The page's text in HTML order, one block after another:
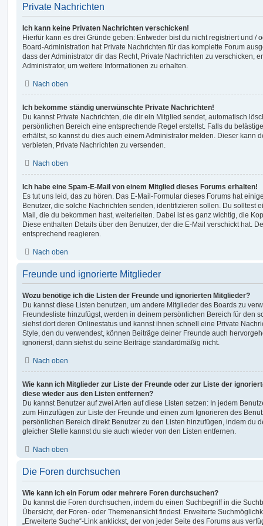
Private Nachrichten
Ich kann keine Privaten Nachrichten verschicken!
Hierfür kann es drei Gründe geben: Entweder bist du nicht registriert und /
Board-Administration hat Private Nachrichten für das komplette Forum
dass der Administrator dir das Recht, Private Nachrichten zu verschicken,
Administrator, um weitere Informationen zu erhalten.
Nach oben
Ich bekomme ständig unerwünschte Private Nachrichten!
Du kannst Private Nachrichten, die dir ein Mitglied sendet, automatisch
persönlichen Bereich eine entsprechende Regel erstellst. Falls du
erhältst, so kannst du dies auch einem Administrator melden. Dieser kann
verbieten, Private Nachrichten zu versenden.
Nach oben
Ich habe eine Spam-E-Mail von einem Mitglied dieses Forums erhalten!
Es tut uns leid, das zu hören. Das E-Mail-Formular dieses Forums hat
Benutzer, die solche Nachrichten senden, identifizieren sollen. Du solltest
Mail, die du bekommen hast, weiterleiten. Dabei ist es ganz wichtig, die
Diese enthalten Details über den Benutzer, der die E-Mail verschickt hat.
entsprechend reagieren.
Nach oben
Freunde und ignorierte Mitglieder
Wozu benötige ich die Listen der Freunde und ignorierten Mitglieder?
Du kannst diese Listen benutzen, um andere Mitglieder des Boards zu
Freundesliste hinzufügst, werden in deinem persönlichen Bereich für den
siehst dort deren Onlinestatus und kannst ihnen schnell eine Private
Style, den du verwendest, können Beiträge deiner Freunde auch
ignorierst, dann siehst du seine Beiträge standardmäßig nicht.
Nach oben
Wie kann ich Mitglieder zur Liste der Freunde oder zur Liste der
diese wieder aus den Listen entfernen?
Du kannst Benutzer auf zwei Arten auf diese Listen setzen: In jedem
zum Hinzufügen zur Liste der Freunde und einen zum Ignorieren des
persönlichen Bereich direkt Benutzer zu den Listen hinzufügen, indem du
gleicher Stelle kannst du sie auch wieder von den Listen entfernen.
Nach oben
Die Foren durchsuchen
Wie kann ich ein Forum oder mehrere Foren durchsuchen?
Du kannst die Foren durchsuchen, indem du einen Suchbegriff in die
Übersicht, der Foren- oder Themenansicht findest. Erweiterte
„Erweiterte Suche“-Link anklickst, der von jeder Seite des Forums aus